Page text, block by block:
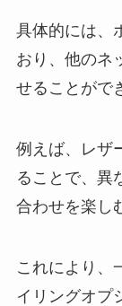
具体的には、
おり、他のネ
せることがで
例えば、レザ
ることで、異
合わせを楽し
これにより、
イリングオプ